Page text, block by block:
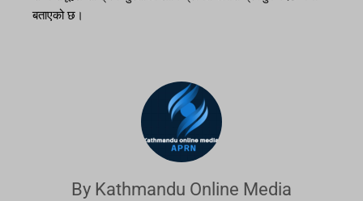
बताएको छ।
By Kathmandu Online Media